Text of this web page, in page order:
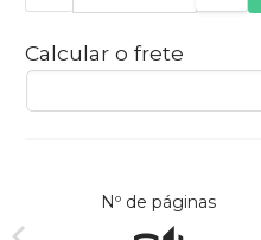
Calcular o frete
Nº de páginas